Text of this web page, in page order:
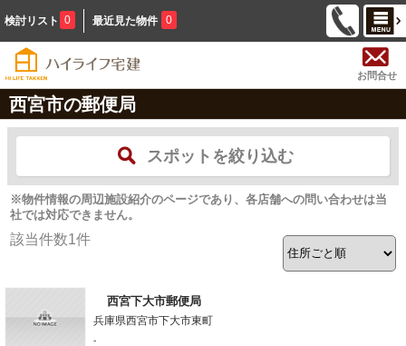
検討リスト 0 最近見た物件 0
お問合せ
西宮市の郵便局
スポットを絞り込む
※物件情報の周辺施設紹介のページであり、各店舗への問い合わせは当
社では対応できません。
該当件数1件
西宮下大市郵便局
兵庫県西宮市下大市東町
-